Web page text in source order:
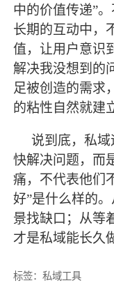
中的价值传递”
长期的互动中，
值，让用户意识
解决我没想到的
足被创造的需求
的粘性自然就建
说到底，私域
快解决问题，而
痛，不代表他们
好”是什么样的
景找缺口；从等
才是私域能长久
标签：私域工具